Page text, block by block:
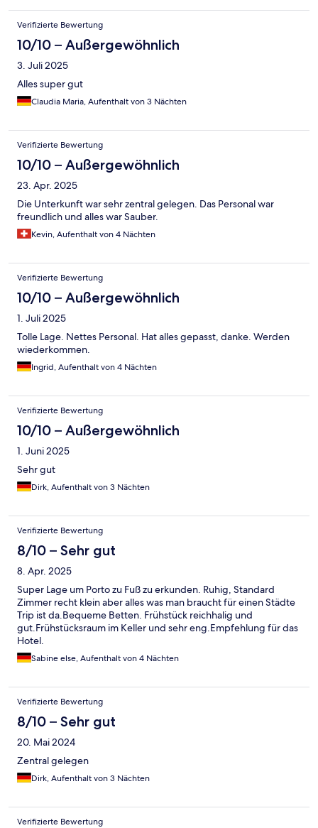
Verifizierte Bewertung
10/10 – Außergewöhnlich
3. Juli 2025
Alles super gut
Claudia Maria, Aufenthalt von 3 Nächten
Verifizierte Bewertung
10/10 – Außergewöhnlich
23. Apr. 2025
Die Unterkunft war sehr zentral gelegen. Das Personal war
freundlich und alles war Sauber.
Kevin, Aufenthalt von 4 Nächten
Verifizierte Bewertung
10/10 – Außergewöhnlich
1. Juli 2025
Tolle Lage. Nettes Personal. Hat alles gepasst, danke. Werden
wiederkommen.
Ingrid, Aufenthalt von 4 Nächten
Verifizierte Bewertung
10/10 – Außergewöhnlich
1. Juni 2025
Sehr gut
Dirk, Aufenthalt von 3 Nächten
Verifizierte Bewertung
8/10 – Sehr gut
8. Apr. 2025
Super Lage um Porto zu Fuß zu erkunden. Ruhig, Standard
Zimmer recht klein aber alles was man braucht für einen Städte
Trip ist da.Bequeme Betten. Frühstück reichhalig und
gut.Frühstücksraum im Keller und sehr eng.Empfehlung für das
Hotel.
Sabine else, Aufenthalt von 4 Nächten
Verifizierte Bewertung
8/10 – Sehr gut
20. Mai 2024
Zentral gelegen
Dirk, Aufenthalt von 3 Nächten
Verifizierte Bewertung